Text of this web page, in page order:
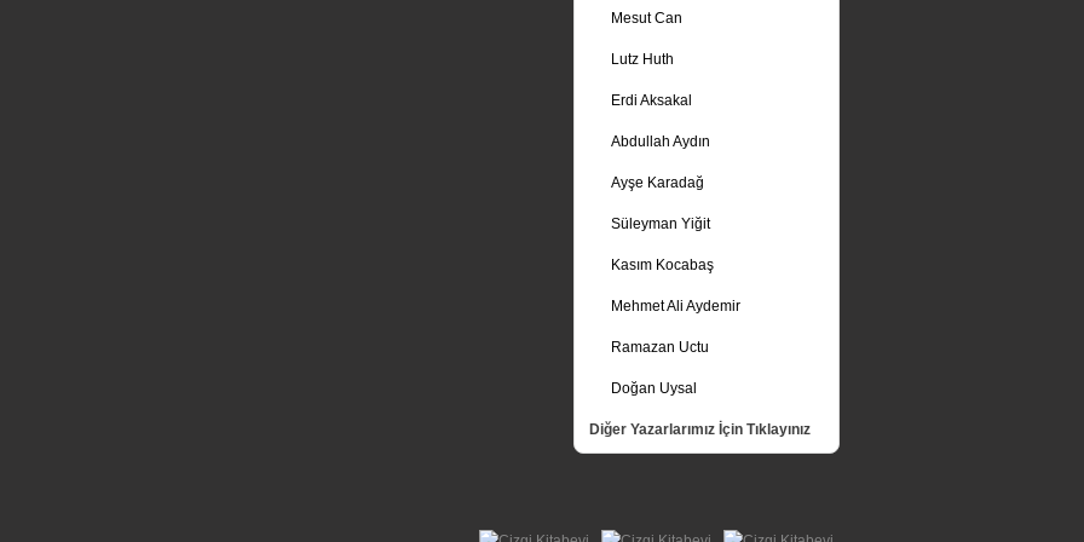
Mesut Can
Lutz Huth
Erdi Aksakal
Abdullah Aydın
Ayşe Karadağ
Süleyman Yiğit
Kasım Kocabaş
Mehmet Ali Aydemir
Ramazan Uctu
Doğan Uysal
Diğer Yazarlarımız İçin Tıklayınız